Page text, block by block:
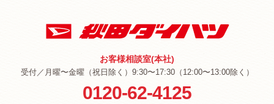
お客様相談室(本社)
受付／月曜〜金曜（祝日除く）9:30〜17:30（12:00〜13:00除く）
0120-62-4125